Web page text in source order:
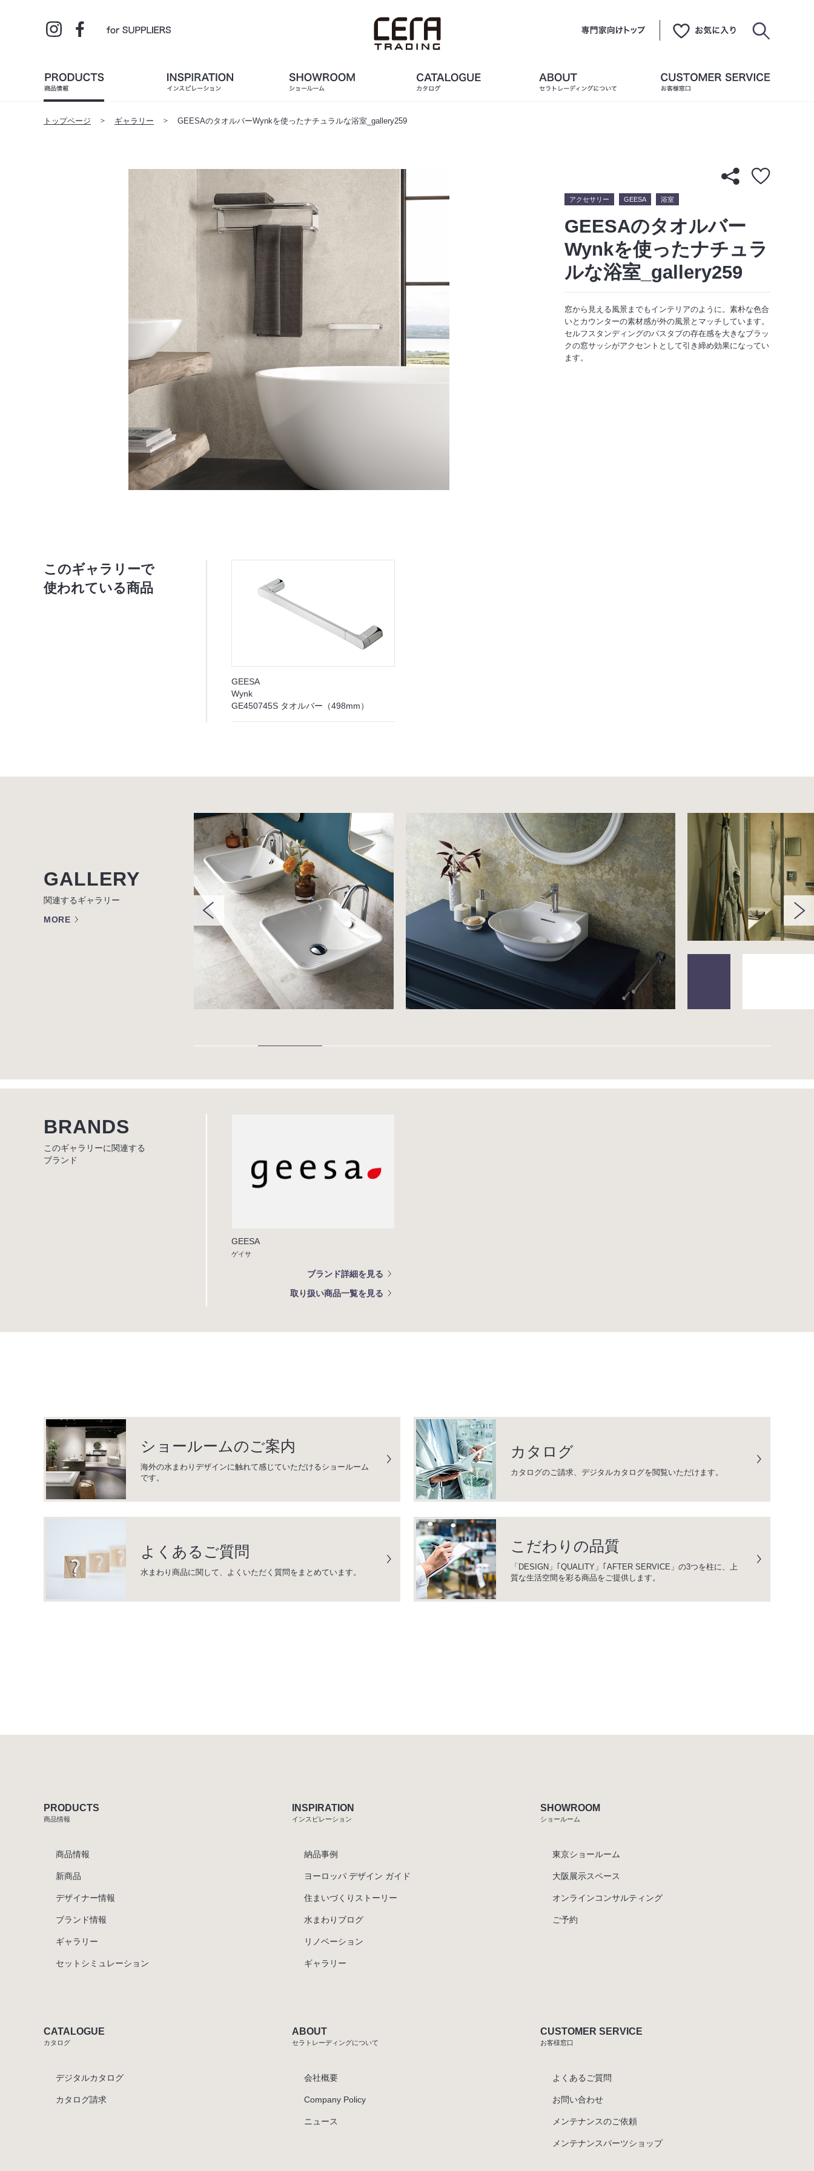
トップページ ギャラリー GEESAのタオルバーWynkを使ったナチュラルな浴室_gallery259
アクセサリー GEESA 浴室
GEESAのタオルバー
Wynkを使ったナチュラ
ルな浴室_gallery259
窓から見える風景までもインテリアのように。素朴な色合
いとカウンターの素材感が外の風景とマッチしています。
セルフスタンディングのバスタブの存在感を大きなブラッ
クの窓サッシがアクセントとして引き締め効果になってい
ます。
このギャラリーで
使われている商品
GEESA
Wynk
GE450745S タオルバー（498mm）
GALLERY
関連するギャラリー
MORE
BRANDS
このギャラリーに関連する
ブランド
GEESA
ゲイサ
ブランド詳細を見る
取り扱い商品一覧を見る
ショールームのご案内
海外の水まわりデザインに触れて感じていただけるショールーム
です。
カタログ
カタログのご請求、デジタルカタログを閲覧いただけます。
よくあるご質問
水まわり商品に関して、よくいただく質問をまとめています。
こだわりの品質
「DESIGN」｢QUALITY」｢AFTER SERVICE」の3つを柱に、上
質な生活空間を彩る商品をご提供します。
PRODUCTS
商品情報
商品情報
新商品
デザイナー情報
ブランド情報
ギャラリー
セットシミュレーション
INSPIRATION
インスピレーション
納品事例
ヨーロッパ デザイン ガイド
住まいづくりストーリー
水まわりブログ
リノベーション
ギャラリー
SHOWROOM
ショールーム
東京ショールーム
大阪展示スペース
オンラインコンサルティング
ご予約
CATALOGUE
カタログ
デジタルカタログ
カタログ請求
ABOUT
セラトレーディングについて
会社概要
Company Policy
ニュース
CUSTOMER SERVICE
お客様窓口
よくあるご質問
お問い合わせ
メンテナンスのご依頼
メンテナンスパーツショップ